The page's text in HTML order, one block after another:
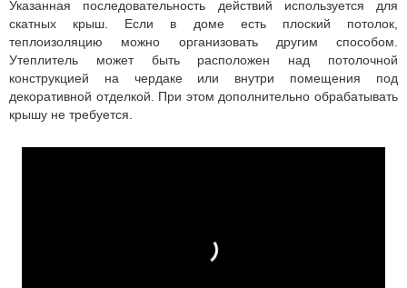
Указанная последовательность действий используется для
скатных крыш. Если в доме есть плоский потолок,
теплоизоляцию можно организовать другим способом.
Утеплитель может быть расположен над потолочной
конструкцией на чердаке или внутри помещения под
декоративной отделкой. При этом дополнительно обрабатывать
крышу не требуется.